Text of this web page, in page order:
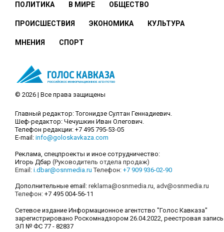
ПОЛИТИКА В МИРЕ ОБЩЕСТВО
ПРОИСШЕСТВИЯ ЭКОНОМИКА КУЛЬТУРА
МНЕНИЯ СПОРТ
© 2026 | Все права защищены
Главный редактор: Тогонидзе Султан Геннадиевич.
Шеф-редактор: Чечушкин Иван Олегович.
Телефон редакции: +7 495 795-53-05
E-mail: info@goloskavkaza.com
Реклама, спецпроекты и иное сотрудничество:
Игорь Дбар (Руководитель отдела продаж)
Email: i.dbar@osnmedia.ru Телефон: +7 909 936-02-90
Дополнительные email: reklama@osnmedia.ru, adv@osnmedia.ru
Телефон: +7 495 004-56-11
Сетевое издание Информационное агентство "Голос Кавказа"
зарегистрировано Роскомнадзором 26.04.2022, реестровая запись
ЭЛ № ФС 77 - 82837